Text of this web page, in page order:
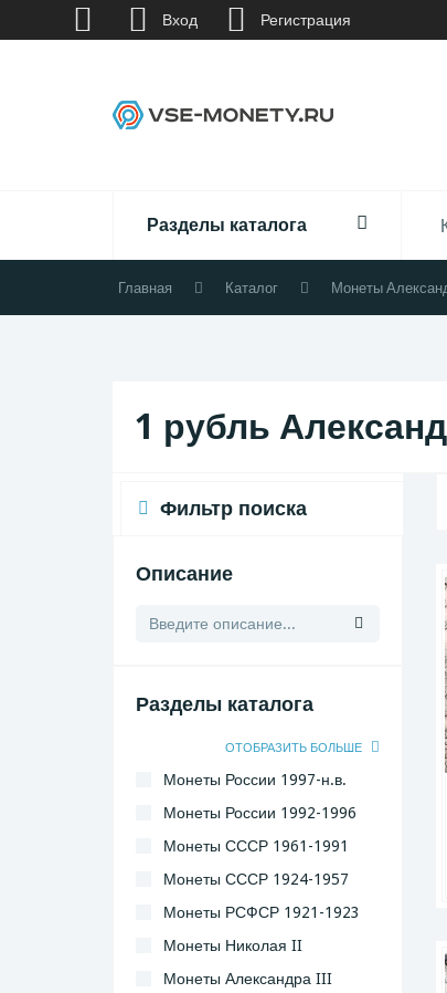
Разделы каталога
Главная Каталог Монеты
1 рубль
Фильтр поиска
Описание
Разделы каталога
ОТОБРАЗИТЬ БОЛЬШЕ
Монеты России 1997-н.в.
Монеты России 1992-1996
Монеты СССР 1961-1991
Монеты СССР 1924-1957
Монеты РСФСР 1921-1923
Монеты Николая II
Монеты Александра III
Вход Регистрация